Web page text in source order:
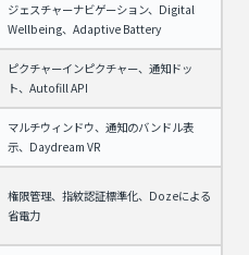
ジェスチャーナビゲーション、Digital
Wellbeing、Adaptive Battery
ピクチャーインピクチャー、通知ドッ
ト、Autofill API
マルチウィンドウ、通知のバンドル表
示、Daydream VR
権限管理、指紋認証標準化、Dozeによる
省電力